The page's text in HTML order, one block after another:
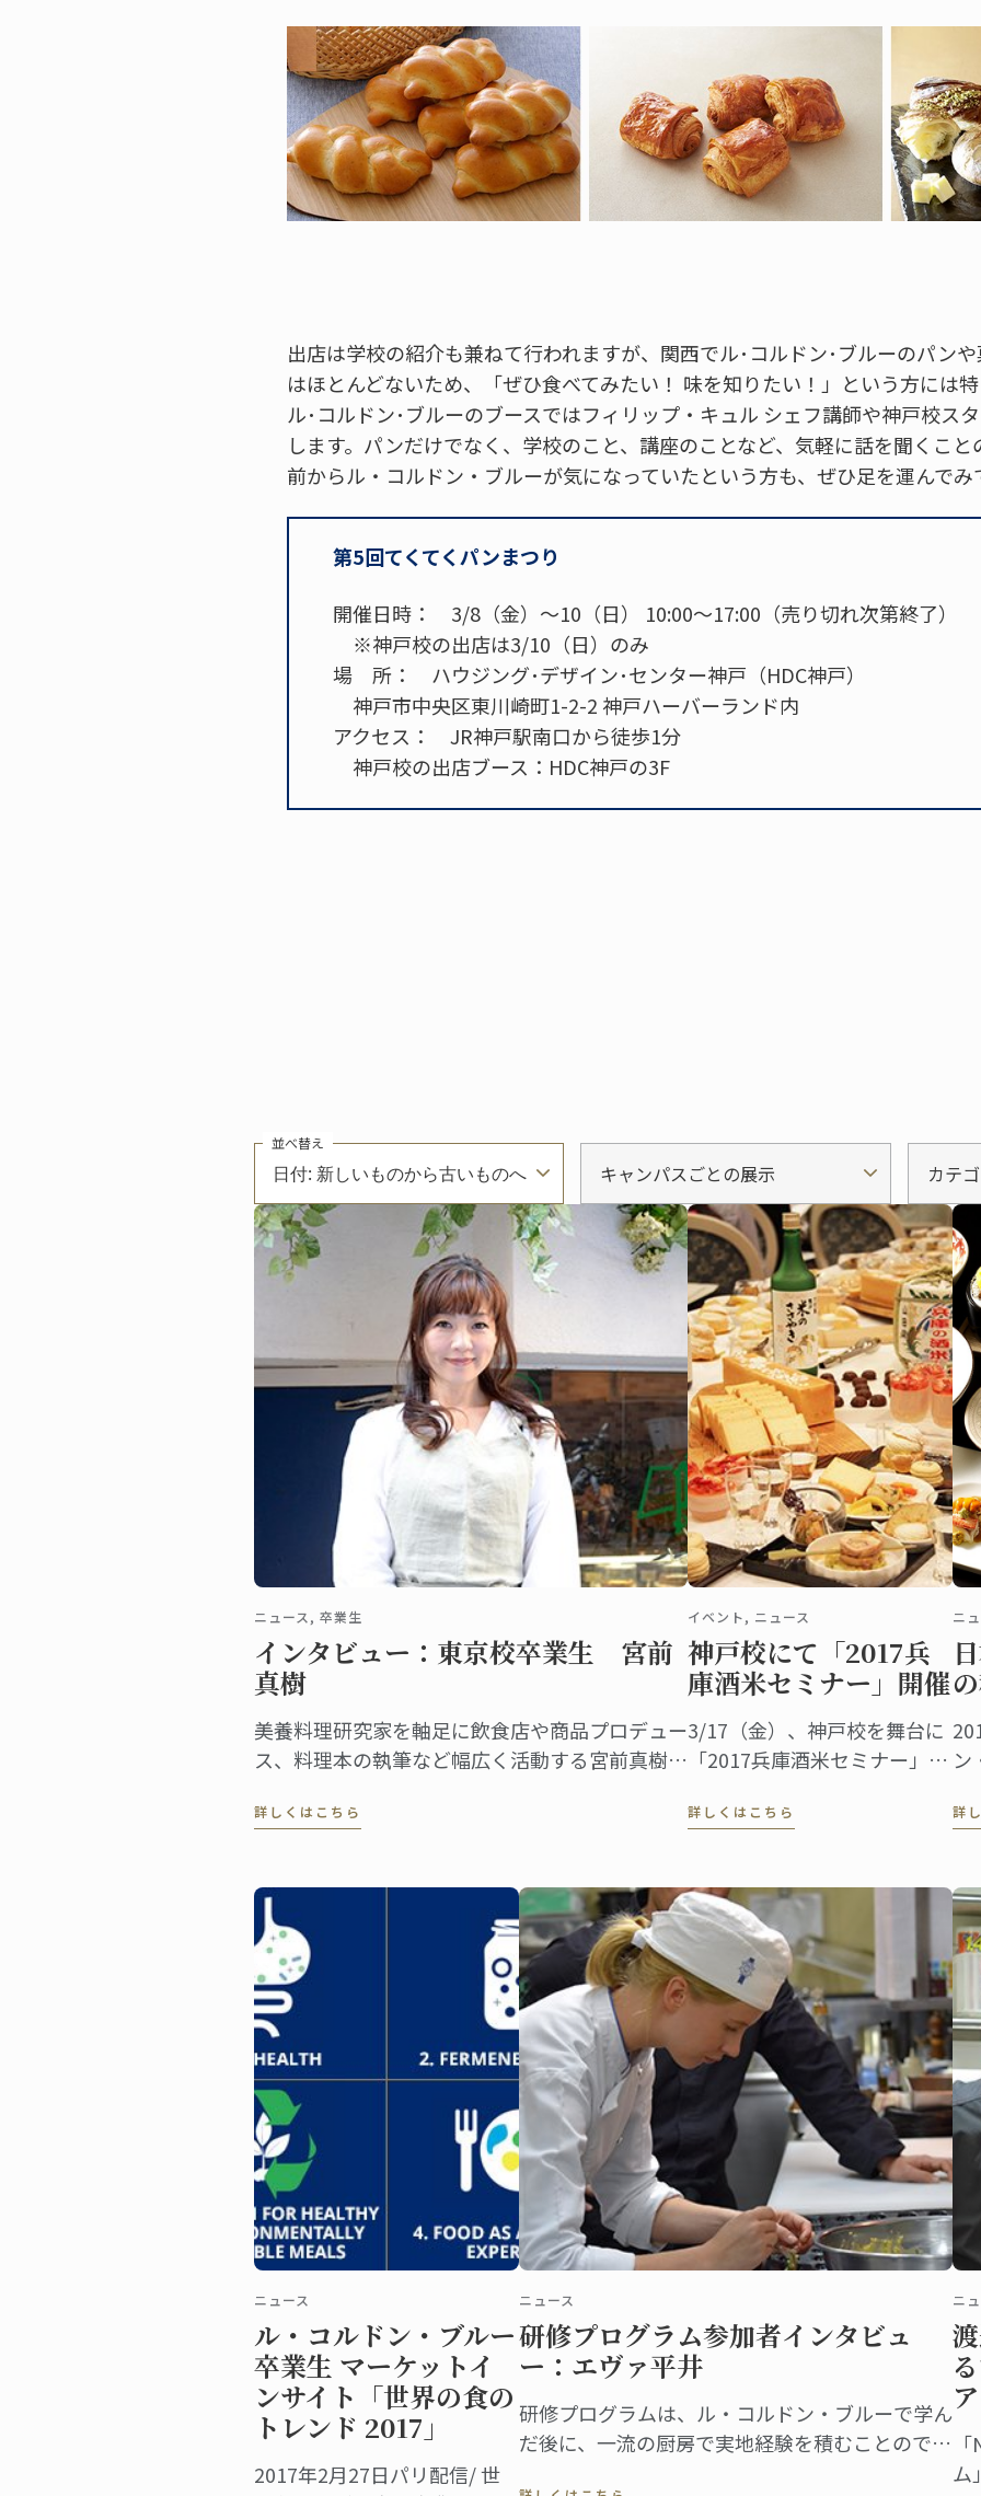
出店は学校の紹介も兼ねて行われますが、関西でル･コルドン･ブルーのパン
はほとんどないため、「ぜひ食べてみたい！ 味を知りたい！」という方には
ル･コルドン･ブルーのブースではフィリップ・キュル シェフ講師や神戸校ス
します。パンだけでなく、学校のこと、講座のことなど、気軽に話を聞くこ
前からル・コルドン・ブルーが気になっていたという方も、ぜひ足を運んでみ
第5回てくてくパンまつり
開催日時： 3/8（金）～10（日） 10:00～17:00（売り切れ次第終了）
※神戸校の出店は3/10（日）のみ
場 所： ハウジング･デザイン･センター神戸（HDC神戸）
神戸市中央区東川崎町1-2-2 神戸ハーバーランド内
アクセス： JR神戸駅南口から徒歩1分
神戸校の出店ブース：HDC神戸の3F
日付: 新しいものから古いものへ
並べ替え
キャンパスごとの展示 カテ
ニュース, 卒業生
インタビュー：東京校卒業生 宮前
真樹
美養料理研究家を軸足に飲食店や商品プロデュー
ス、料理本の執筆など幅広く活動する宮前真樹さ
タレントとしての顔を持ち様々なメディアに登場
取得した卒業生です。
詳しくはこちら
イベント, ニュース
神戸校にて「2017兵
庫酒米セミナー」開催
3/17（金）、神戸校を舞台に
「2017兵庫酒米セミナー」が
県酒米振興会と神戸校の共催
し、学んでもらう」のがコン
セプト。一般公募から選ばれ
た40名の参加者が日本酒とフ
レンチのコラボレーションを
楽しみました。
詳しくはこちら
ニ
ン
詳
ニュース
ル・コルドン・ブルー
卒業生 マーケットイ
ンサイト「世界の食の
トレンド 2017」
2017年2月27日パリ配信/ 世
ニュース
研修プログラム参加者インタビュ
ー：エヴァ平井
研修プログラムは、ル・コルドン・ブルーで学ん
だ後に、一流の厨房で実地経験を積むことのでき
ニ
ム